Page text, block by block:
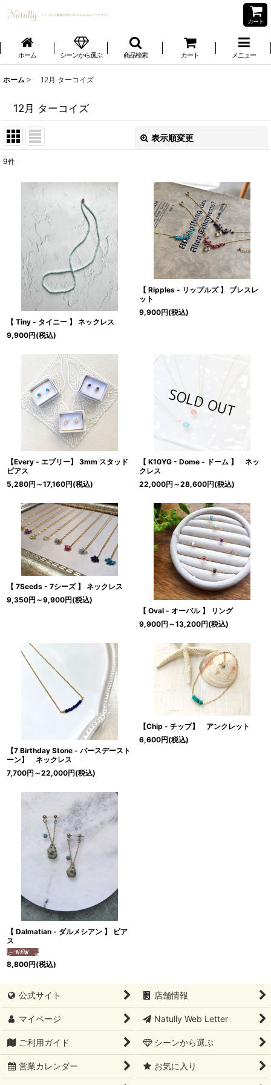
カート
ホーム シーンから選ぶ 商品検索 カート メニュー
ホーム > 12月 ターコイズ
12月 ターコイズ
表示順変更
並び順
9件
【 Tiny - タイニー 】 ネックレス
9,900円(税込)
【 Ripples - リップルズ 】 ブレスレ
ット
9,900円(税込)
【Every - エブリー】 3mm スタッド
ピアス
5,280円 ～17,160円(税込)
【 K10YG - Dome - ドーム 】 ネッ
クレス
22,000円 ～28,600円(税込)
【 7Seeds - 7シーズ 】 ネックレス
9,350円 ～9,900円(税込)
【 Oval - オーバル 】 リング
9,900円 ～13,200円(税込)
【7 Birthday Stone - バースデースト
ーン】 ネックレス
7,700円 ～22,000円(税込)
【Chip - チップ】 アンクレット
6,600円(税込)
【 Dalmatian - ダルメシアン 】 ピア
ス
8,800円(税込)
公式サイト 店舗情報
マイページ Natully Web Letter
ご利用ガイド シーンから選ぶ
営業カレンダー お気に入り